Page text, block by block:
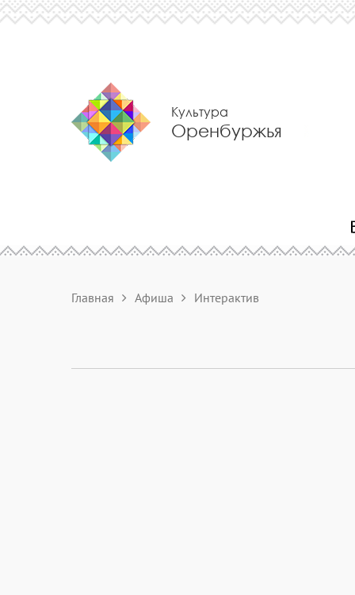
Культура
Оренбуржья
Главная Афиша Интерактив